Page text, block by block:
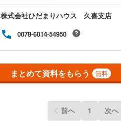
株式会社ひだまりハウス 久喜支店
0078-6014-54950
まとめて資料をもらう 無料
前へ 1 次へ